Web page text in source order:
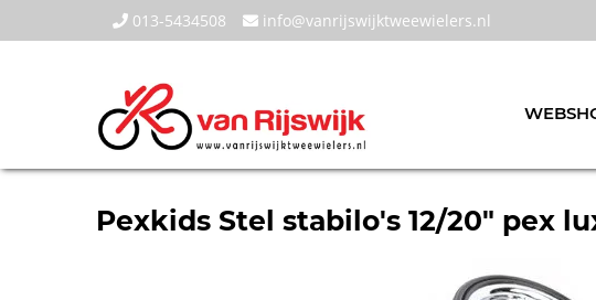
013-5434508 info@vanrijswijktweewielers.nl
Pexkids Stel stabilo's 12/20" pex